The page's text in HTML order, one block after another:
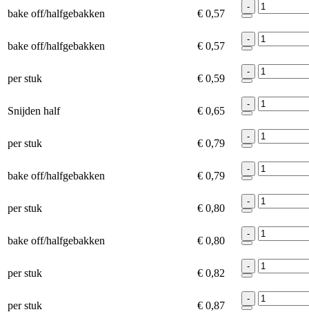
bake off/halfgebakken € 0,57
-
bake off/halfgebakken € 0,57
-
per stuk € 0,59
-
Snijden half € 0,65
-
per stuk € 0,79
-
bake off/halfgebakken € 0,79
-
per stuk € 0,80
-
bake off/halfgebakken € 0,80
-
per stuk € 0,82
-
per stuk € 0,87
-